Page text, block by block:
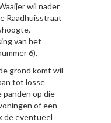
wil nader
Raadhuisstraat
van het
6).
grond komt wil
tot losse
panden op die
of een
de eventueel